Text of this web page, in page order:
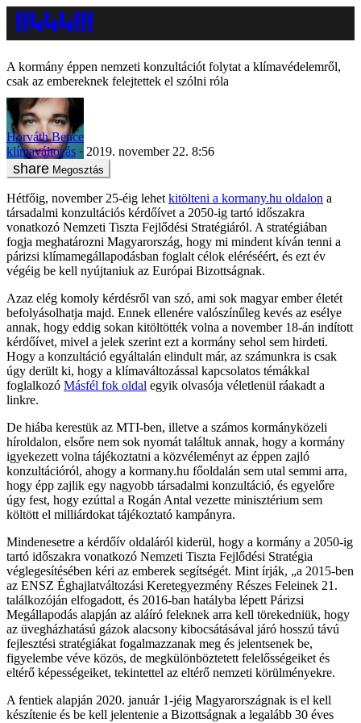
A kormány éppen nemzeti konzultációt folytat a klímavédelemről,
csak az embereknek felejtettek el szólni róla
Horváth Bence
klímaváltozás
2019. november 22. 8:56
Megosztás
Hétfőig, november 25-éig lehet kitölteni a kormany.hu oldalon a
társadalmi konzultációs kérdőívet a 2050-ig tartó időszakra
vonatkozó Nemzeti Tiszta Fejlődési Stratégiáról. A stratégiában
fogja meghatározni Magyarország, hogy mi mindent kíván tenni a
párizsi klímamegállapodásban foglalt célok eléréséért, és ezt év
végéig be kell nyújtaniuk az Európai Bizottságnak.
Azaz elég komoly kérdésről van szó, ami sok magyar ember életét
befolyásolhatja majd. Ennek ellenére valószínűleg kevés az esélye
annak, hogy eddig sokan kitöltötték volna a november 18-án indított
kérdőívet, mivel a jelek szerint ezt a kormány sehol sem hirdeti.
Hogy a konzultáció egyáltalán elindult már, az számunkra is csak
úgy derült ki, hogy a klímaváltozással kapcsolatos témákkal
foglalkozó Másfél fok oldal egyik olvasója véletlenül ráakadt a
linkre.
De hiába kerestük az MTI-ben, illetve a számos kormányközeli
híroldalon, elsőre nem sok nyomát találtuk annak, hogy a kormány
igyekezett volna tájékoztatni a közvéleményt az éppen zajló
konzultációról, ahogy a kormany.hu főoldalán sem utal semmi arra,
hogy épp zajlik egy nagyobb társadalmi konzultáció, és egyelőre
úgy fest, hogy ezúttal a Rogán Antal vezette minisztérium sem
költött el milliárdokat tájékoztató kampányra.
Mindenesetre a kérdőív oldaláról kiderül, hogy a kormány a 2050-ig
tartó időszakra vonatkozó Nemzeti Tiszta Fejlődési Stratégia
véglegesítésében kéri az emberek segítségét. Mint írják, „a 2015-ben
az ENSZ Éghajlatváltozási Keretegyezmény Részes Feleinek 21.
találkozóján elfogadott, és 2016-ban hatályba lépett Párizsi
Megállapodás alapján az aláíró feleknek arra kell törekedniük, hogy
az üvegházhatású gázok alacsony kibocsátásával járó hosszú távú
fejlesztési stratégiákat fogalmazzanak meg és jelentsenek be,
figyelembe véve közös, de megkülönböztetett felelősségeiket és
eltérő képességeiket, tekintettel az eltérő nemzeti körülményekre.
A fentiek alapján 2020. január 1-jéig Magyarországnak is el kell
készítenie és be kell jelentenie a Bizottságnak a legalább 30 éves